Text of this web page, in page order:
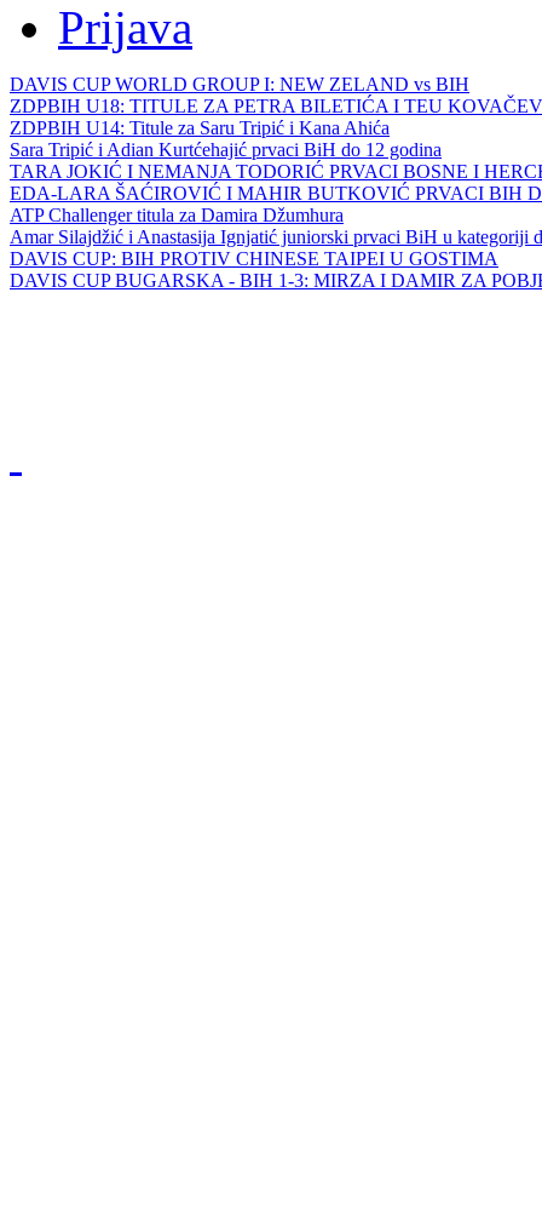
Prijava
DAVIS CUP WORLD GROUP I: NEW ZELAND vs BIH
ZDPBIH U18: TITULE ZA PETRA BILETIĆA I TEU
ZDPBIH U14: Titule za Saru Tripić i Kana Ahića
Sara Tripić i Adian Kurtćehajić prvaci BiH do 12 godina
TARA JOKIĆ I NEMANJA TODORIĆ PRVACI BOSNE I
EDA-LARA ŠAĆIROVIĆ I MAHIR BUTKOVIĆ PRVACI BIH
ATP Challenger titula za Damira Džumhura
Amar Silajdžić i Anastasija Ignjatić juniorski prvaci BiH u kategoriji
DAVIS CUP: BIH PROTIV CHINESE TAIPEI U GOSTIMA
DAVIS CUP BUGARSKA - BIH 1-3: MIRZA I DAMIR ZA